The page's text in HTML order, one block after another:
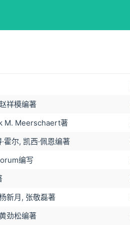
祥模编著
M. Meerschaert著
霍尔, 凯西·佩恩编著
编写
新月, 张敬磊著
劲松编著